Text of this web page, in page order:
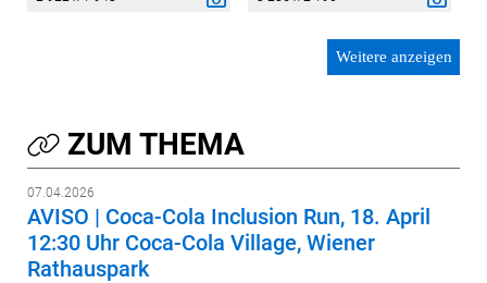
Weitere anzeigen
ZUM THEMA
07.04.2026
AVISO | Coca-Cola Inclusion Run, 18. April
12:30 Uhr Coca-Cola Village, Wiener
Rathauspark